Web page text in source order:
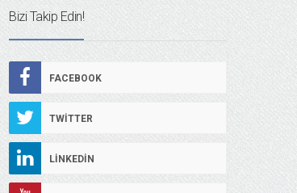
Bizi Takip Edin!
FACEBOOK
TWITTER
LINKEDIN